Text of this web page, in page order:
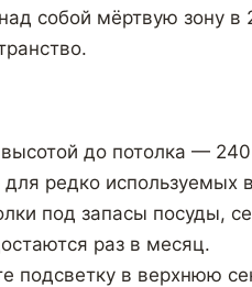
собой мёртвую зону
до потолка —
для редко используемых
под запасы посуды,
раз в месяц.
подсветку в верхнюю